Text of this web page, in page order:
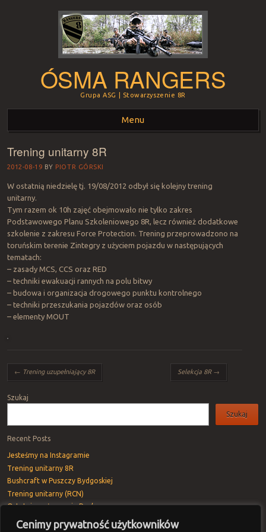
Cenimy prywatność użytkowników
ÓSMA RANGERS
Grupa ASG | Stowarzyszenie 8R
Menu
Skip to content
Trening unitarny 8R
2012-08-19 BY PIOTR GÓRSKI
W ostatnią niedzielę tj. 19/08/2012 odbył się kolejny trening
unitarny.
Tym razem ok 10h zajęć obejmowało nie tylko zakres
Podstawowego Planu Szkoleniowego 8R, lecz również dodatkowe
szkolenie z zakresu Force Protection. Trening przeprowadzono na
toruńskim terenie Zintegry z użyciem pojazdu w następujących
tematach:
– zasady MCS, CCS oraz RED
– techniki ewakuacji rannych na polu bitwy
– budowa i organizacja drogowego punktu kontrolnego
– techniki przeszukania pojazdów oraz osób
– elementy MOUT
Post navigation
← Trening uzupełniający 8R Selekcja 8R →
Szukaj
Szukaj
Recent Posts
Jesteśmy na Instagramie
Trening unitarny 8R
Bushcraft w Puszczy Bydgoskiej
Trening unitarny (RCN)
Ostatnie pożegnanie Rav’a
Recent Comments